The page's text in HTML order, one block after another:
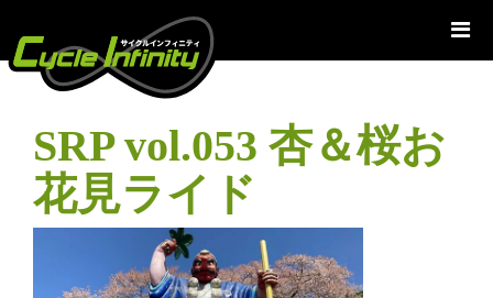
テ
SRP vol.053 杏＆桜お
花見ライド